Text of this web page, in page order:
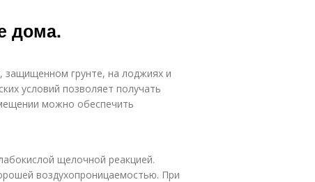
дома.
грунте, на лоджиях и
условий позволяет получать
можно обеспечить
щелочной реакцией.
воздухопроницаемостью. При